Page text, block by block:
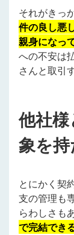
それがきっ
件の良し悪
親身になっ
への不安は
さんと取引
他社
象を持
とにかく契
支の管理も
らわしさも
で完結でき